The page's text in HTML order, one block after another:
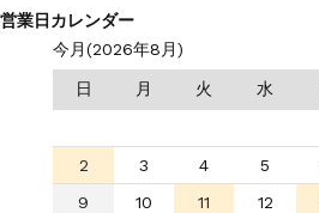
営業日カレンダー
今月(2026年8月)
日 月 火 水
2
3 4 5
9
10 11 12